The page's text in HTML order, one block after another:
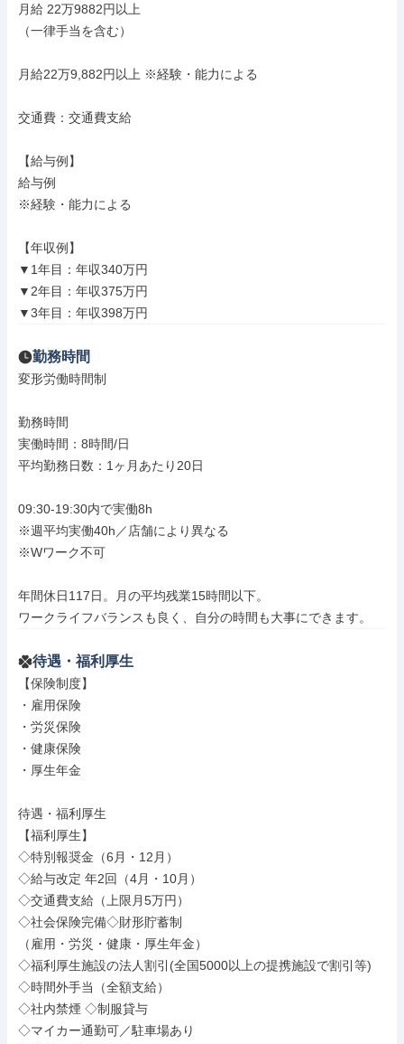
月給 22万9882円以上
（一律手当を含む）
月給22万9,882円以上 ※経験・能力による
交通費：交通費支給
【給与例】
給与例
※経験・能力による
【年収例】
▼1年目：年収340万円
▼2年目：年収375万円
▼3年目：年収398万円
勤務時間
変形労働時間制
勤務時間
実働時間：8時間/日
平均勤務日数：1ヶ月あたり20日
09:30-19:30内で実働8h
※週平均実働40h／店舗により異なる
※Wワーク不可
年間休日117日。月の平均残業15時間以下。
ワークライフバランスも良く、自分の時間も大事にできます。
待遇・福利厚生
【保険制度】
・雇用保険
・労災保険
・健康保険
・厚生年金
待遇・福利厚生
【福利厚生】
◇特別報奨金（6月・12月）
◇給与改定 年2回（4月・10月）
◇交通費支給（上限月5万円）
◇社会保険完備◇財形貯蓄制
（雇用・労災・健康・厚生年金）
◇福利厚生施設の法人割引(全国5000以上の提携施設で割引等)
◇時間外手当（全額支給）
◇社内禁煙 ◇制服貸与
◇マイカー通勤可／駐車場あり